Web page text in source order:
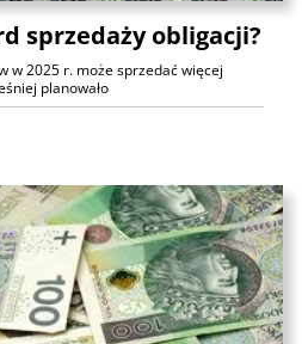
sprzedaży obligacji?
w 2025 r. może sprzedać więcej
planowało